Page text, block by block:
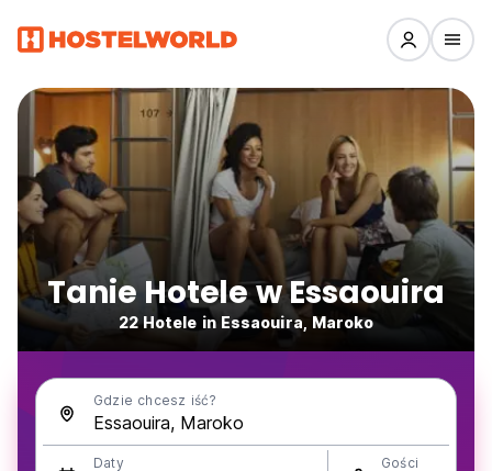
Tanie Hotele w Essaouira
22 Hotele in Essaouira, Maroko
Gdzie chcesz iść?
Daty Gości